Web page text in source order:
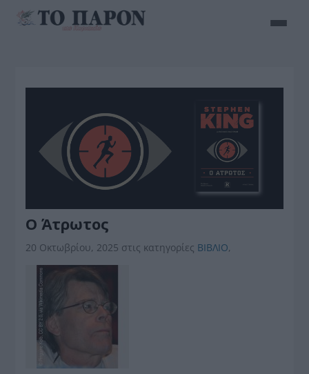
Ο Άτρωτος
20 Οκτωβρίου, 2025 στις κατηγορίες BIBΛIO,